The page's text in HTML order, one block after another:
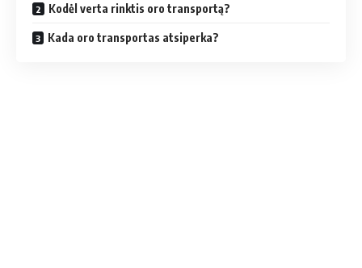
Kodėl verta rinktis oro transportą?
Kada oro transportas atsiperka?